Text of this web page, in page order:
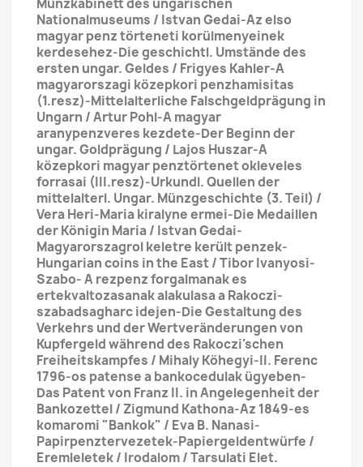
Münzkabinett des ungarischen
Nationalmuseums / Istvan Gedai-Az elso
magyar penz törteneti korülmenyeinek
kerdesehez-Die geschichtl. Umstände des
ersten ungar. Geldes / Frigyes Kahler-A
magyarorszagi közepkori penzhamisitas
(1.resz)-Mittelalterliche Falschgeldprägung in
Ungarn / Artur Pohl-A magyar
aranypenzveres kezdete-Der Beginn der
ungar. Goldprägung / Lajos Huszar-A
közepkori magyar penztörtenet okleveles
forrasai (III.resz)-Urkundl. Quellen der
mittelalterl. Ungar. Münzgeschichte (3. Teil) /
Vera Heri-Maria kiralyne ermei-Die Medaillen
der Königin Maria / Istvan Gedai-
Magyarorszagrol keletre került penzek-
Hungarian coins in the East / Tibor Ivanyosi-
Szabo- A rezpenz forgalmanak es
ertekvaltozasanak alakulasa a Rakoczi-
szabadsagharc idejen-Die Gestaltung des
Verkehrs und der Wertveränderungen von
Kupfergeld während des Rakoczi'schen
Freiheitskampfes / Mihaly Köhegyi-II. Ferenc
1796-os patense a bankocedulak ügyeben-
Das Patent von Franz II. in Angelegenheit der
Bankozettel / Zigmund Kathona-Az 1849-es
komaromi "Bankok" / Eva B. Nanasi-
Papirpenztervezetek-Papiergeldentwürfe /
Eremleletek / Irodalom / Tarsulati Elet.